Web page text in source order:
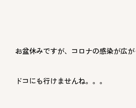
お盆休みですが、コロナの感染が広
ドコにも行けませんね。。。